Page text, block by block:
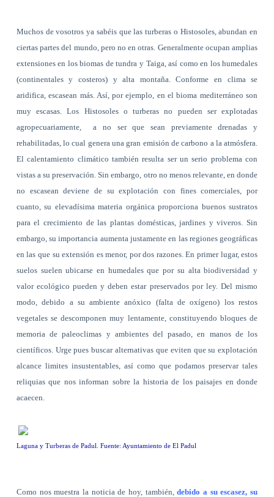
Muchos de vosotros ya sabéis que las turberas o Histosoles, abundan en
ciertas partes del mundo, pero no en otras. Generalmente ocupan amplias
extensiones en los biomas de tundra y Taiga, así como en los humedales
(continentales y costeros) y alta montaña. Conforme en clima se
aridifica, escasean más. Así, por ejemplo, en el bioma mediterráneo son
muy escasas. Los Histosoles o turberas no pueden ser explotadas
agropecuariamente,
a no ser que sean previamente drenadas y
rehabilitadas, lo cual genera una gran emisión de carbono a la atmósfera.
El calentamiento climático también resulta ser un serio problema con
vistas a su preservación. Sin embargo, otro no menos relevante, en donde
no escasean deviene de su explotación con fines comerciales, por
cuanto, su elevadísima materia orgánica proporciona buenos sustratos
para el crecimiento de las plantas domésticas, jardines y viveros. Sin
embargo, su importancia aumenta justamente en las regiones geográficas
en las que su extensión es menor, por dos razones. En primer lugar, estos
suelos suelen ubicarse en humedales que por su alta biodiversidad y
valor ecológico pueden y deben estar preservados por ley. Del mismo
modo, debido a su ambiente anóxico (falta de oxígeno) los restos
vegetales se descomponen muy lentamente, constituyendo bloques de
memoria de paleoclimas y ambientes del pasado, en manos de los
científicos. Urge pues buscar alternativas que eviten que su explotación
alcance limites insustentables, así como que podamos preservar tales
reliquias que nos informan sobre la historia de los paisajes en donde
acaecen.
Laguna y Turberas de Padul. Fuente: Ayuntamiento de El Padul
Como nos muestra la noticia de hoy, también,debido a su escasez, su